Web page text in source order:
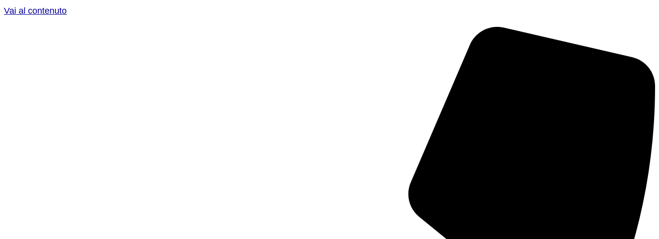
Vai al contenuto